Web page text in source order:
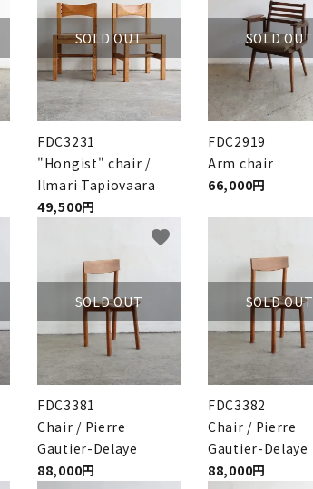
SOLD OUT
FDC3231
"Hongist" chair /
Ilmari Tapiovaara
49,500円
SOLD OUT
FDC2919
Arm chair
66,000円
SOLD OUT
FDC3381
Chair / Pierre
Gautier-Delaye
88,000円
favorite
SOLD OUT
FDC3382
Chair / Pierre
Gautier-Delaye
88,000円